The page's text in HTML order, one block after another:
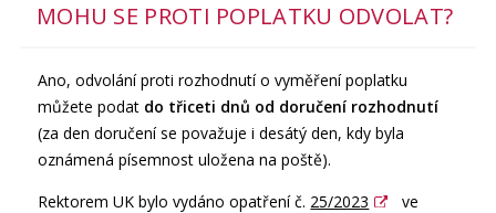
MOHU SE PROTI POPLATKU ODVOLAT?
Ano, odvolání proti rozhodnutí o vyměření poplatku
můžete podat do třiceti dnů od doručení rozhodnutí
(za den doručení se považuje i desátý den, kdy byla
oznámená písemnost uložena na poště).
Rektorem UK bylo vydáno opatření č. 25/2023
ve